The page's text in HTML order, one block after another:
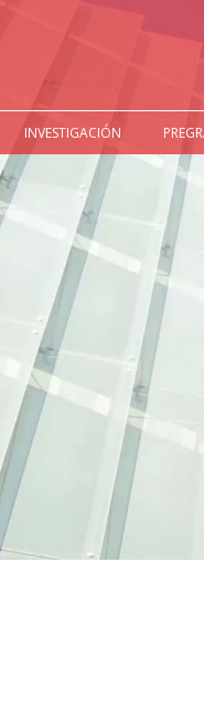
INVESTIGACIÓN